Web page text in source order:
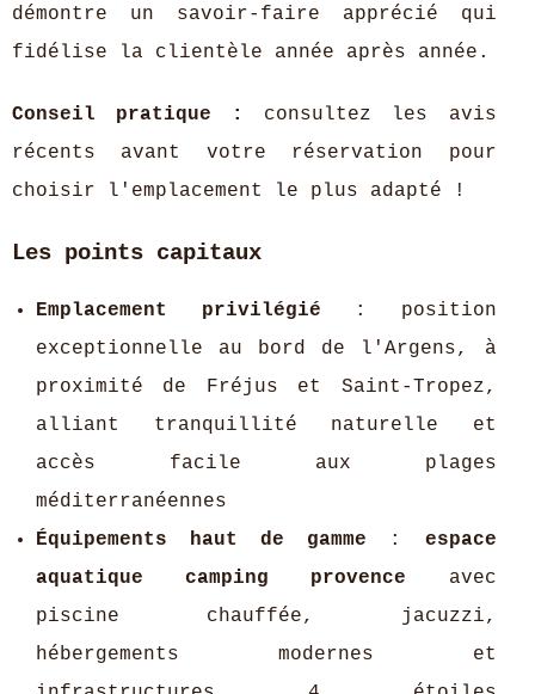
démontre un savoir-faire apprécié qui
fidélise la clientèle année après année.
Conseil pratique :
consultez les avis
récents avant votre réservation pour
choisir l'emplacement le plus adapté !
Les points capitaux
Emplacement privilégié : position
exceptionnelle au bord de l'Argens, à
proximité de Fréjus et Saint-Tropez,
alliant tranquillité naturelle et
accès facile aux plages
méditerranéennes
Équipements haut de gamme : espace
aquatique camping provence avec
piscine chauffée, jacuzzi,
hébergements modernes et